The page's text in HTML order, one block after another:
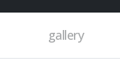
gallery